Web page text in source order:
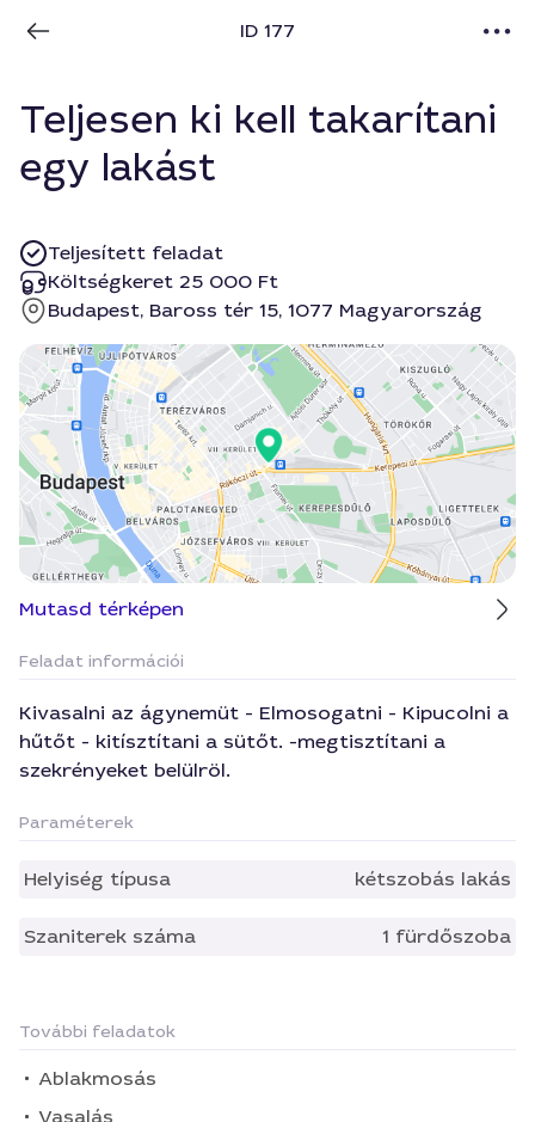
ID 177
Teljesen ki kell takarítani
egy lakást
Teljesített feladat
Költségkeret 25 000 Ft
Budapest, Baross tér 15, 1077 Magyarország
Mutasd térképen
Feladat információi
Kivasalni az ágynemüt - Elmosogatni - Kipucolni a
hűtőt - kitísztítani a sütőt. -megtisztítani a
szekrényeket belülröl.
Paraméterek
Helyiség típusa kétszobás lakás
Szaniterek száma 1 fürdőszoba
További feladatok
Ablakmosás
Vasalás